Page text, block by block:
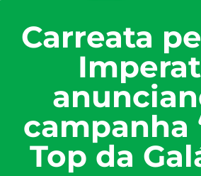
Carreata
campanha
Top da